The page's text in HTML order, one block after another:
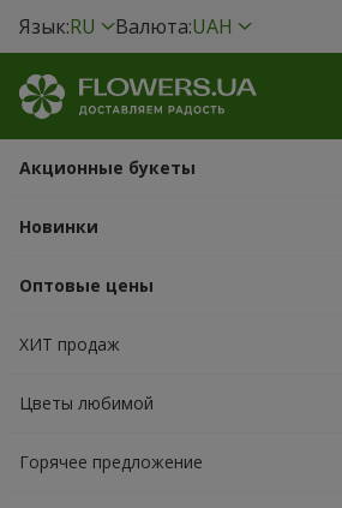
Язык:RU Валюта:UAH
Акционные букеты
Новинки
Оптовые цены
ХИТ продаж
Цветы любимой
Горячее предложение